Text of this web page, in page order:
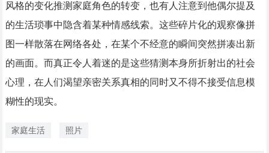
风格的变化推测家庭角色的转变，也有人注意到他偶尔提及
的生活琐事中隐含着某种情感线索。这些碎片化的观察像拼
图一样散落在网络各处，在某个不经意的瞬间突然拼凑出新
的画面。而真正令人着迷的是这些猜测本身所折射出的社会
心理，在人们渴望亲密关系真相的同时又不得不接受信息模
糊性的现实。
家庭生活 照片